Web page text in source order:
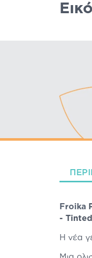
Froika
-
H νέα